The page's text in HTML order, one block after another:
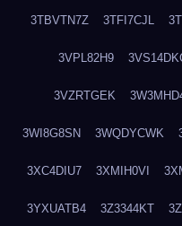
3TBVTN7Z 3TFI7CJL
3VPL82H9
3VZRTGEK
3WI8G8SN 3WQDYCWK
3XC4DIU7 3XMIH0VI
3YXUATB4 3Z3344KT